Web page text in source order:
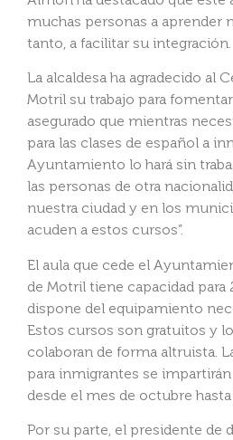
muchas personas a aprender
tanto, a facilitar su integración.
La alcaldesa ha agradecido al
Motril su trabajo para
asegurado que mientras
para las clases de español a
Ayuntamiento lo hará sin
las personas de otra
nuestra ciudad y en los
acuden a estos cursos”.
El aula que cede el
de Motril tiene capacidad
dispone del equipamiento
Estos cursos son gratuitos y
colaboran de forma altruista.
para inmigrantes se
desde el mes de octubre
Por su parte, el presidente de